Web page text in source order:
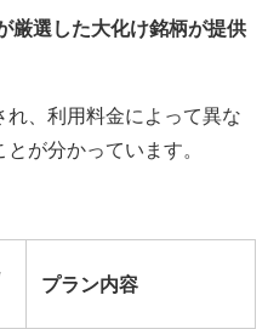
厳選した大化け銘柄が提供
、利用料金によって異な
が分かっています。
プラン内容